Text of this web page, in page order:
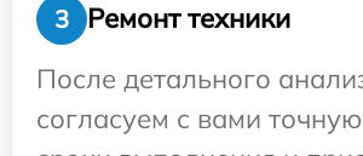
3
Ремонт техники
После детального
согласуем с вами